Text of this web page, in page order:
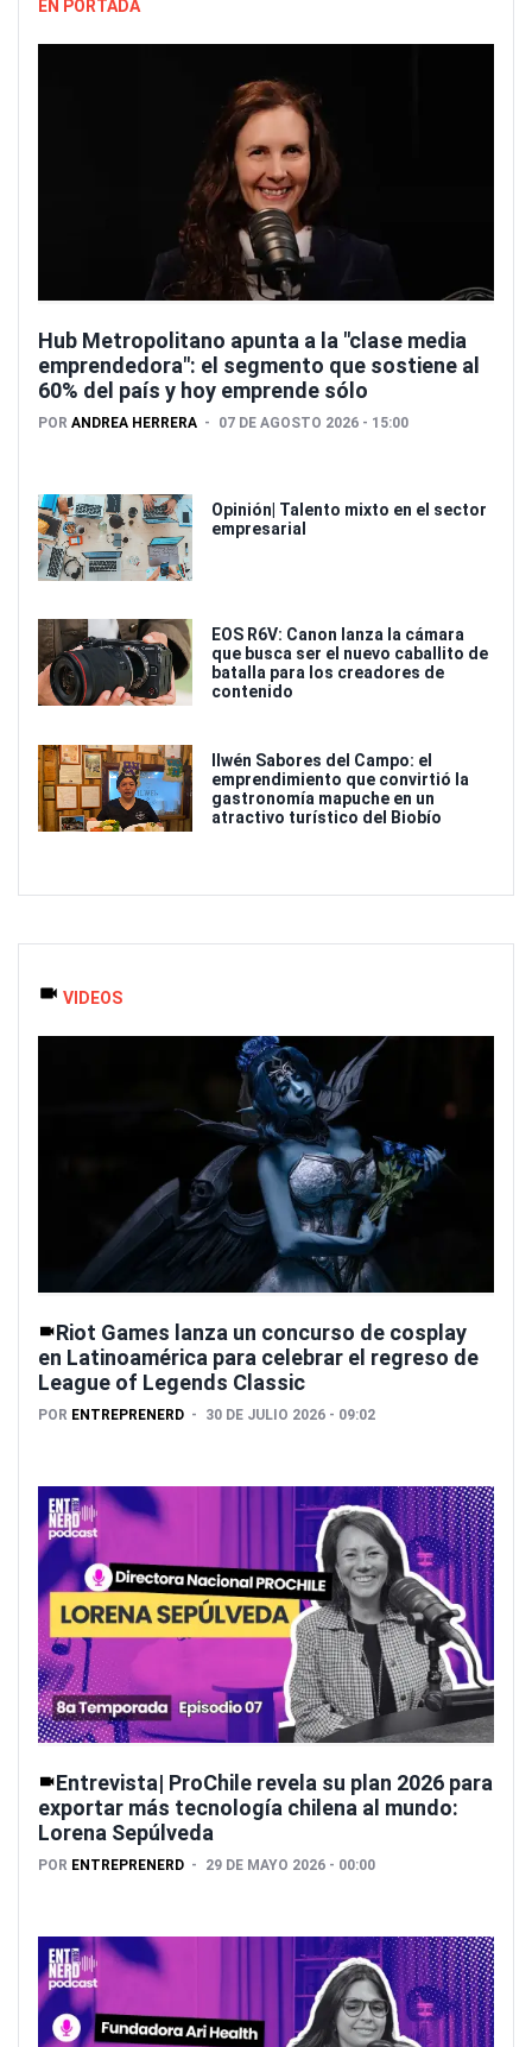
EN PORTADA
Hub Metropolitano apunta a la "clase media
emprendedora": el segmento que sostiene al
60% del país y hoy emprende sólo
POR ANDREA HERRERA 07 DE AGOSTO 2026 - 15:00
Opinión| Talento mixto en el sector
empresarial
EOS R6V: Canon lanza la cámara
que busca ser el nuevo caballito de
batalla para los creadores de
contenido
Ilwén Sabores del Campo: el
emprendimiento que convirtió la
gastronomía mapuche en un
atractivo turístico del Biobío
VIDEOS
Riot Games lanza un concurso de cosplay
en Latinoamérica para celebrar el regreso de
League of Legends Classic
POR ENTREPRENERD 30 DE JULIO 2026 - 09:02
Entrevista| ProChile revela su plan 2026 para
exportar más tecnología chilena al mundo:
Lorena Sepúlveda
POR ENTREPRENERD 29 DE MAYO 2026 - 00:00